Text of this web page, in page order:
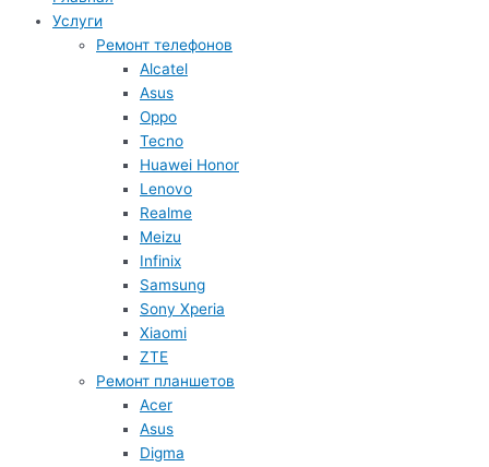
Услуги
Ремонт телефонов
Alcatel
Asus
Oppo
Tecno
Huawei Honor
Lenovo
Realme
Meizu
Infinix
Samsung
Sony Xperia
Xiaomi
ZTE
Ремонт планшетов
Acer
Asus
Digma